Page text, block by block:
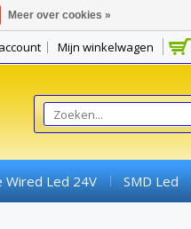
Mijn winkelwagen
Wired Led 24V SMD Led
Meer over cookies »